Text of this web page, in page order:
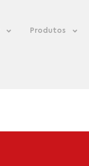
Produtos